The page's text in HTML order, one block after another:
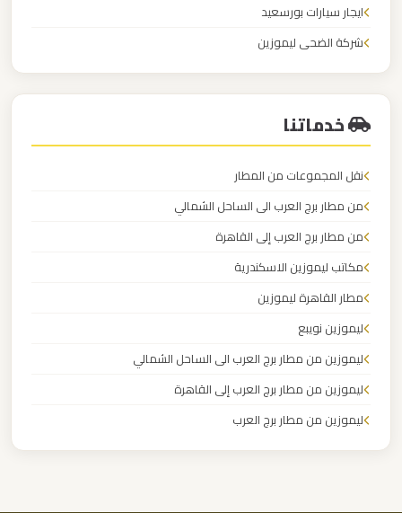
ايجار سيارات بورسعيد
شركة الضحى ليموزين
شركة الضحي ليموزين اسكندرية
خدماتنا
نقل المجموعات من المطار
من مطار برج العرب الى الساحل الشمالي
من مطار برج العرب إلى القاهرة
مكاتب ليموزين الاسكندرية
مطار القاهرة ليموزين
ليموزين نويبع
ليموزين من مطار برج العرب الى الساحل الشمالي
ليموزين من مطار برج العرب إلى القاهرة
ليموزين من مطار برج العرب
ليموزين من مطار القاهرة
ليموزين
ليموزين
مرسيدس
بالسائق
ليموزين
مرسيدس
ليموزين
مرسي
مطروح
ليموزين